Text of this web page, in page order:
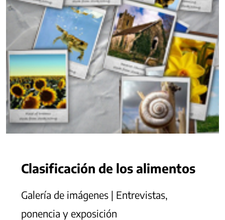
Clasificación de los alimentos
Galería de imágenes | Entrevistas,
ponencia y exposición